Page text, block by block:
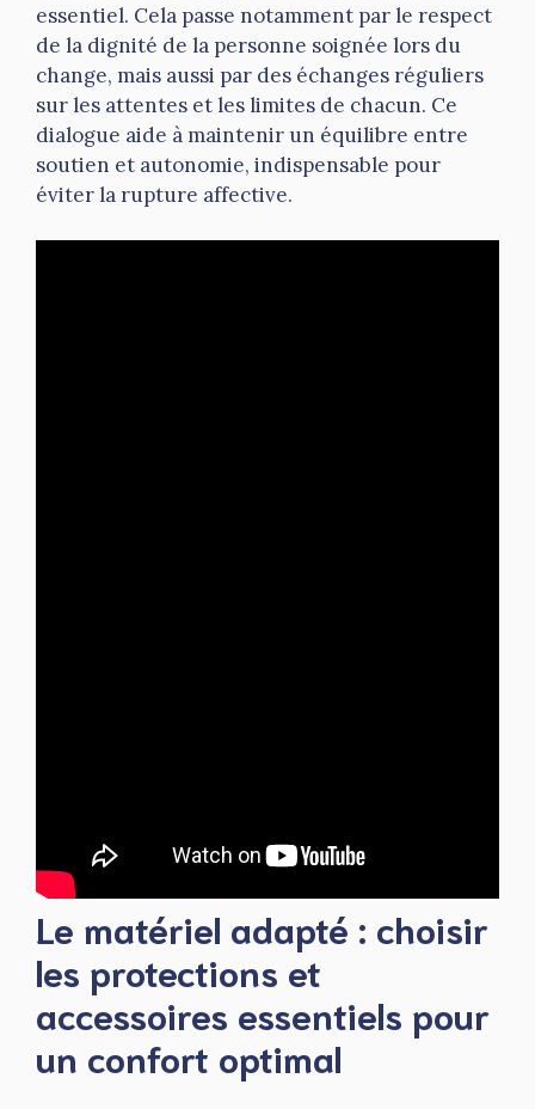
essentiel. Cela passe notamment par le respect
de la dignité de la personne soignée lors du
change, mais aussi par des échanges réguliers
sur les attentes et les limites de chacun. Ce
dialogue aide à maintenir un équilibre entre
soutien et autonomie, indispensable pour
éviter la rupture affective.
Le matériel adapté : choisir
les protections et
accessoires essentiels pour
un confort optimal